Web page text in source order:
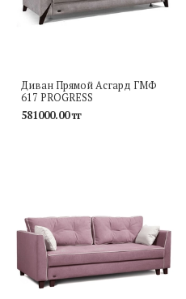
Диван Прямой Асгард ГМФ
617 PROGRESS
581000.00 тг